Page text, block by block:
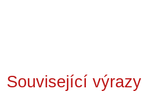
Související výrazy